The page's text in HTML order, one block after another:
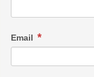
Email